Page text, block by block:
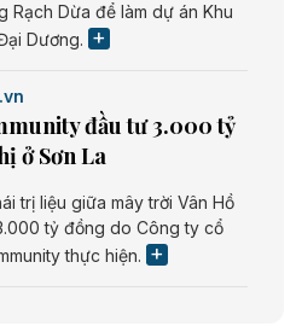
Rạch Dừa để làm dự án Khu
Dương.
đầu tư 3.000 tỷ
ở Sơn La
trị liệu giữa mây trời Vân Hồ
tỷ đồng do Công ty cổ
thực hiện.